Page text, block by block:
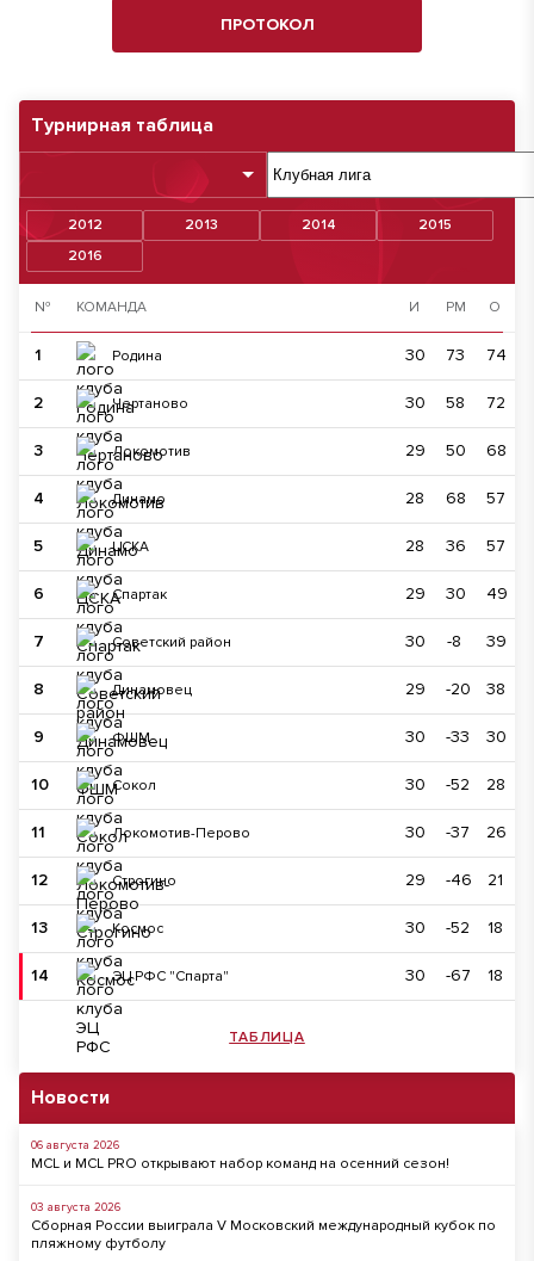
Турнирная таблица
2012 2013 2014
2015
2016
№ КОМАНДА И РМ О
1 Родина 30 73 74
2 Чертаново 30 58 72
3 Локомотив 29 50 68
4 Динамо 28 68 57
5 ЦСКА 28 36 57
6 Спартак 29 30 49
7 Советский район 30 -8 39
8 Динамовец 29 -20 38
9 ФШМ 30 -33 30
10 Сокол 30 -52 28
11 Локомотив-Перово 30 -37 26
12 Строгино 29 -46 21
13 Космос 30 -52 18
14 ЭЦ РФС "Спарта" 30 -67 18
ТАБЛИЦА
Новости
06 августа 2026
MCL и MCL PRO открывают набор команд на осенний сезон!
03 августа 2026
Сборная России выиграла V Московский международный кубок по
пляжному футболу
ПРОТОКОЛ